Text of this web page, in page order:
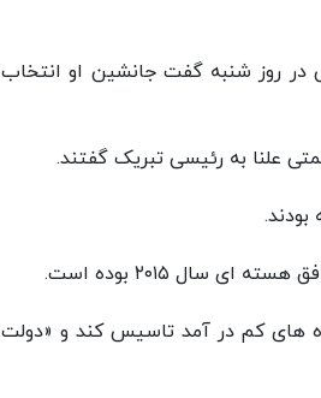
در روز شنبه گفت جانشین او انتخاب
علنا به رئیسی تبریک گفتند.
۲۰۱۵ بوده است.
های کم در آمد تاسیس کند و «دولت